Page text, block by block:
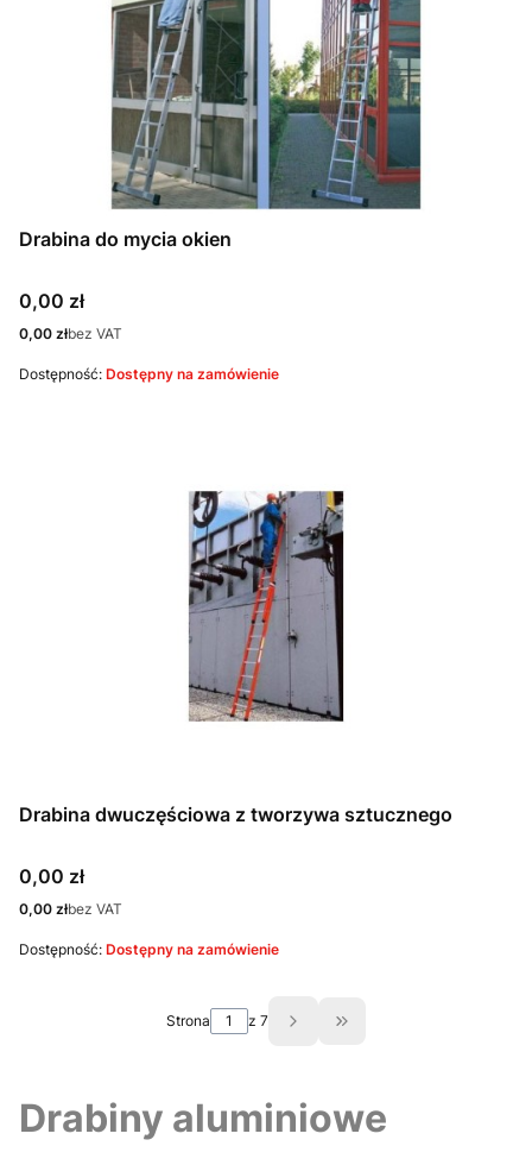
Drabina do mycia okien
Cena
0,00 zł
Cena
0,00 złbez VAT
Dostępność: Dostępny na zamówienie
Drabina dwuczęściowa z tworzywa sztucznego
Cena
0,00 zł
Cena
0,00 złbez VAT
Dostępność: Dostępny na zamówienie
Strona z 7 Przejdź do ostatniej
Drabiny aluminiowe